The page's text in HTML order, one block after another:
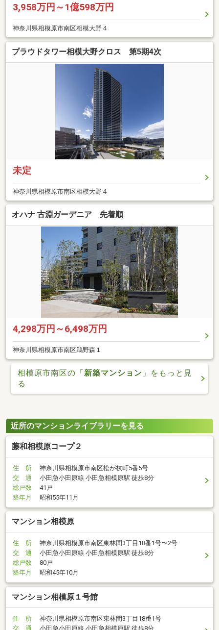
3,958万円～1億598万円
神奈川県相模原市南区相模大野４
プラウドタワー相模大野クロス 第5期4次
未定
神奈川県相模原市南区相模大野４
オハナ 古淵ガーデニア 先着順
4,298万円～6,498万円
神奈川県相模原市南区鵜野森１
相模原市南区の「新築マンション 」をもっと見
る
近所のマンションライブラリーを見る
藤和相模原コープ２
住 所
神奈川県相模原市南区松が枝町5番5号
交 通
小田急小田原線 小田急相模原駅 徒歩8分
総戸数
41戸
築年月
昭和55年11月
マンション相模原
住 所
神奈川県相模原市南区東林間3丁目18番1号〜2号
交 通
小田急小田原線 小田急相模原駅 徒歩8分
総戸数
80戸
築年月
昭和45年10月
マンション相模原１号館
住 所
神奈川県相模原市南区東林間3丁目18番1号
交 通
小田急小田原線 小田急相模原駅 徒歩8分